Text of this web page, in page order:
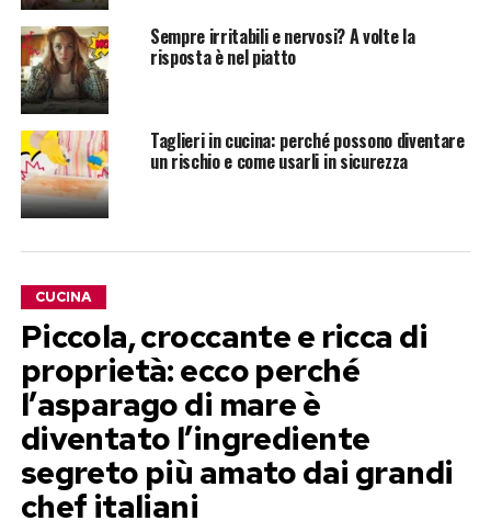
Sempre irritabili e nervosi? A volte la
risposta è nel piatto
Taglieri in cucina: perché possono diventare
un rischio e come usarli in sicurezza
CUCINA
Piccola, croccante e ricca di
proprietà: ecco perché
l’asparago di mare è
diventato l’ingrediente
segreto più amato dai grandi
chef italiani